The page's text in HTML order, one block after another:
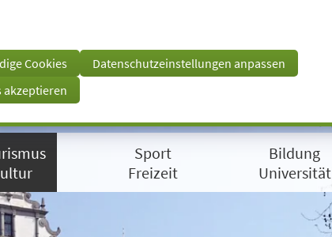
Cookies
Datenschutzeinstellungen anpassen
akzeptieren
Sport
Freizeit
Bildung
Universität